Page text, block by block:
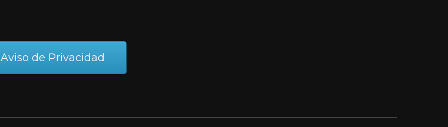
Aviso de Privacidad